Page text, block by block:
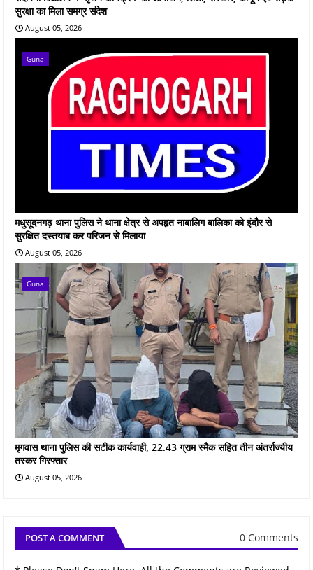
सुरक्षा का मिला समग्र संदेश
August 05, 2026
Guna
मधुसूदनगढ़ थाना पुलिस ने थाना क्षेत्र से अपहृत नाबालिग बालिका को इंदौर से
सुरक्षित दस्तयाब कर परिजन से मिलाया
August 05, 2026
Guna
मृगवास थाना पुलिस की सटीक कार्यवाही, 22.43 ग्राम स्मैक सहित तीन अंतर्राज्यीय
तस्कर गिरफ्तार
August 05, 2026
POST A COMMENT 0 Comments